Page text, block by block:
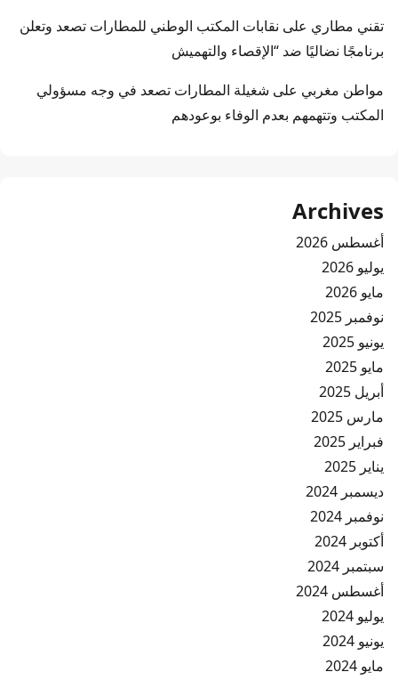
تقني مطاري على نقابات المكتب الوطني للمطارات تصعد وتعلن
برنامجًا نضاليًا ضد “الإقصاء والتهميش
مواطن مغربي على شغيلة المطارات تصعد في وجه مسؤولي
المكتب وتتهمهم بعدم الوفاء بوعودهم
Archives
أغسطس 2026
يوليو 2026
مايو 2026
نوفمبر 2025
يونيو 2025
مايو 2025
أبريل 2025
مارس 2025
فبراير 2025
يناير 2025
ديسمبر 2024
نوفمبر 2024
أكتوبر 2024
سبتمبر 2024
أغسطس 2024
يوليو 2024
يونيو 2024
مايو 2024